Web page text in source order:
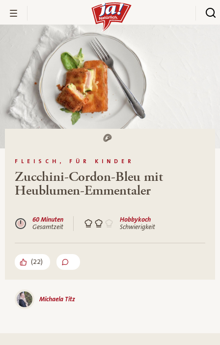
FLEISCH, FÜR KINDER
Zucchini-Cordon-Bleu mit
Heublumen-Emmentaler
60 Minuten
Gesamtzeit
Hobbykoch
Schwierigkeit
(22)
Michaela Titz